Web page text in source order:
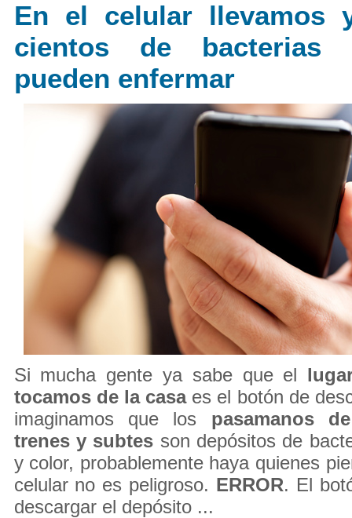
En el celular llevamos
cientos de bacterias
pueden enfermar
Si mucha gente ya sabe que el
tocamos de la casaes el botón de
imaginamos que los pasamanos
trenes y subtes son depósitos de
y color, probablemente haya quienes
celular no es peligroso. ERROR. El
descargar el depósito ...